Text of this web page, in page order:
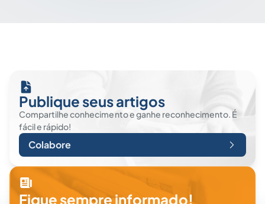
Publique seus artigos
Compartilhe conhecimento e ganhe reconhecimento. É
fácil e rápido!
Colabore
Fique sempre informado!